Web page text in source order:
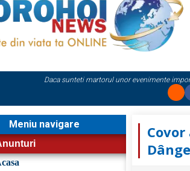
Daca sunteti martorul unor evenimente
Meniu navigare